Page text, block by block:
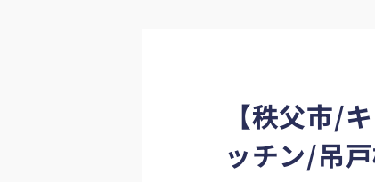
【秩父市/
ッチン/吊